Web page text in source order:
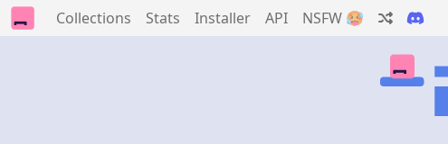
Collections Stats Installer API NSFW 🥵